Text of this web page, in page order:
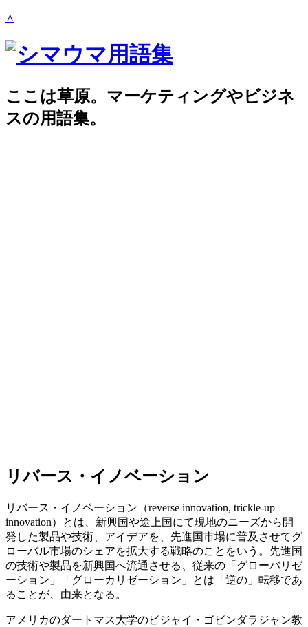
∧
ここは草原。マーケティングやビジネ
スの用語集。
リバース・イノベーション
リバース・イノベーション（reverse innovation, trickle-up
innovation）とは、新興国や途上国にて現地のニーズから開
発した製品や技術、アイデアを、先進国市場に普及させてグ
ローバル市場のシェアを拡大する戦略のことをいう。先進国
の技術や製品を新興国へ流通させる、従来の「グローバリゼ
ーション」「グローカリゼーション」とは「逆の」転移であ
ることが、由来となる。
アメリカのダートマス大学のビジャイ・ゴビンダラジャン教